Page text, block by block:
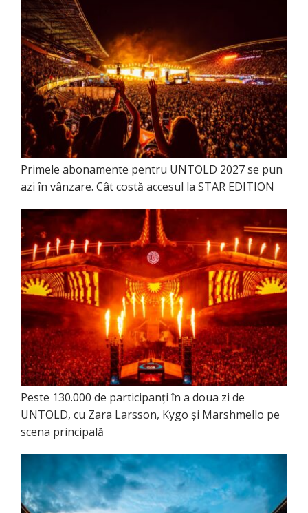
Primele abonamente pentru UNTOLD 2027 se pun
azi în vânzare. Cât costă accesul la STAR EDITION
Peste 130.000 de participanți în a doua zi de
UNTOLD, cu Zara Larsson, Kygo și Marshmello pe
scena principală